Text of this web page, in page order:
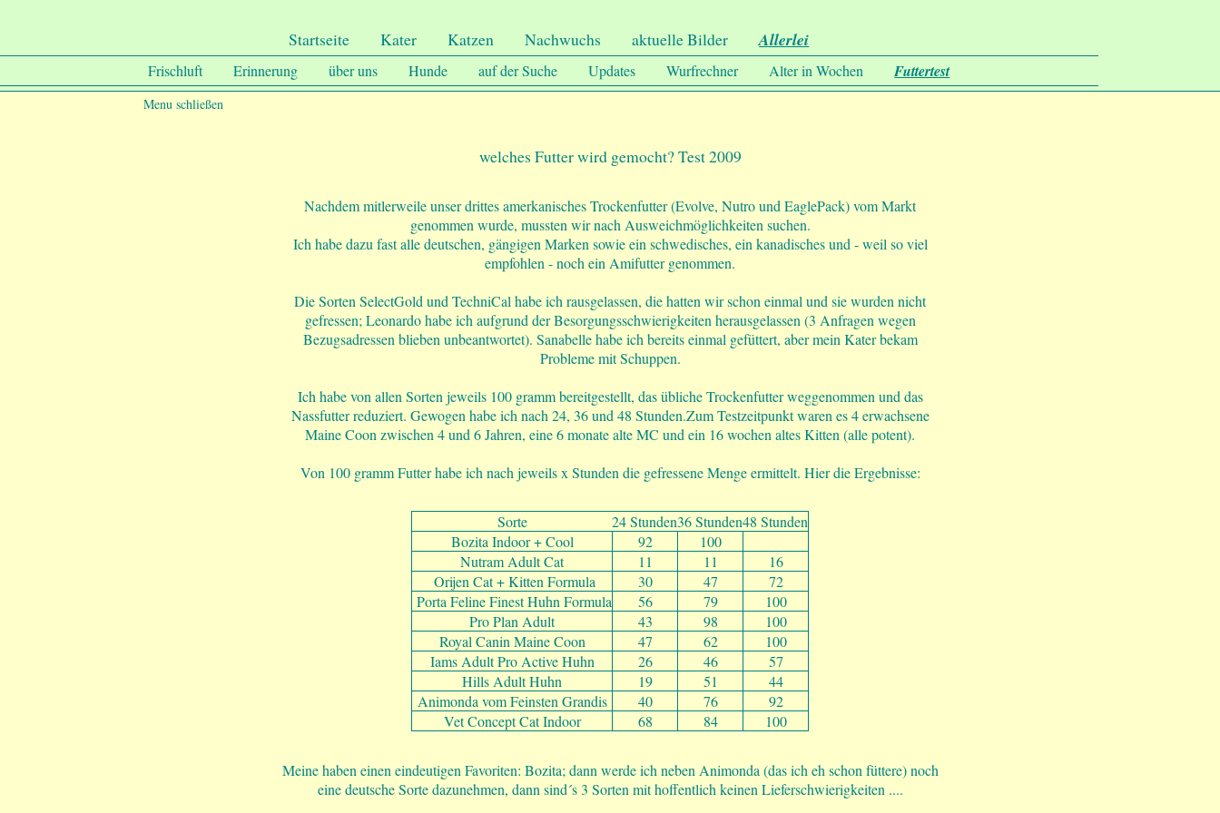
Startseite Kater Katzen Nachwuchs aktuelle Bilder Allerlei
Frischluft Erinnerung über uns Hunde auf der Suche Updates Wurfrechner Alter in Wochen Futtertest
Menu schließen
welches Futter wird gemocht? Test 2009
Nachdem mitlerweile unser drittes amerkanisches Trockenfutter (Evolve, Nutro und EaglePack) vom Markt
genommen wurde, mussten wir nach Ausweichmöglichkeiten suchen.
Ich habe dazu fast alle deutschen, gängigen Marken sowie ein schwedisches, ein kanadisches und - weil so viel
empfohlen - noch ein Amifutter genommen.
Die Sorten SelectGold und TechniCal habe ich rausgelassen, die hatten wir schon einmal und sie wurden nicht
gefressen; Leonardo habe ich aufgrund der Besorgungsschwierigkeiten herausgelassen (3 Anfragen wegen
Bezugsadressen blieben unbeantwortet). Sanabelle habe ich bereits einmal gefüttert, aber mein Kater bekam
Probleme mit Schuppen.
Ich habe von allen Sorten jeweils 100 gramm bereitgestellt, das übliche Trockenfutter weggenommen und das
Nassfutter reduziert. Gewogen habe ich nach 24, 36 und 48 Stunden.Zum Testzeitpunkt waren es 4 erwachsene
Maine Coon zwischen 4 und 6 Jahren, eine 6 monate alte MC und ein 16 wochen altes Kitten (alle potent).
Von 100 gramm Futter habe ich nach jeweils x Stunden die gefressene Menge ermittelt. Hier die Ergebnisse:
Sorte 24 Stunden36 Stunden48 Stunden
Bozita Indoor + Cool
92
100
Nutram Adult Cat
11 11
16
Orijen Cat + Kitten Formula
30 47
72
Porta Feline Finest Huhn Formula
56 79
100
Pro Plan Adult
43 98
100
Royal Canin Maine Coon
47 62
100
Iams Adult Pro Active Huhn
26 46
57
Hills Adult Huhn
19 51
44
Animonda vom Feinsten Grandis
40 76
92
Vet Concept Cat Indoor
68 84 100
Meine haben einen eindeutigen Favoriten: Bozita; dann werde ich neben Animonda (das ich eh schon füttere) noch
eine deutsche Sorte dazunehmen, dann sind´s 3 Sorten mit hoffentlich keinen Lieferschwierigkeiten ....